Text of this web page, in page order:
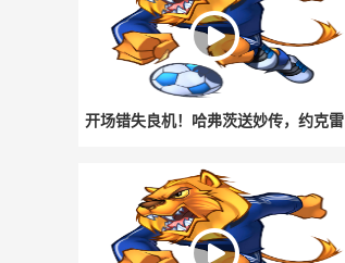
开场错失良机！哈弗茨送妙传，约克雷